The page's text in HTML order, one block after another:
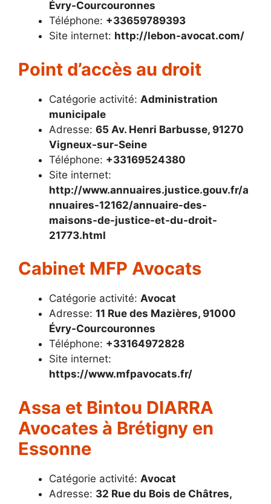
Évry-Courcouronnes
Téléphone: +33659789393
Site internet: http://lebon-avocat.com/
Point d’accès au droit
Catégorie activité: Administration
municipale
Adresse: 65 Av. Henri Barbusse, 91270
Vigneux-sur-Seine
Téléphone: +33169524380
Site internet:
http://www.annuaires.justice.gouv.fr/a
nnuaires-12162/annuaire-des-
maisons-de-justice-et-du-droit-
21773.html
Cabinet MFP Avocats
Catégorie activité: Avocat
Adresse: 11 Rue des Mazières, 91000
Évry-Courcouronnes
Téléphone: +33164972828
Site internet:
https://www.mfpavocats.fr/
Assa et Bintou DIARRA
Avocates à Brétigny en
Essonne
Catégorie activité: Avocat
Adresse: 32 Rue du Bois de Châtres,